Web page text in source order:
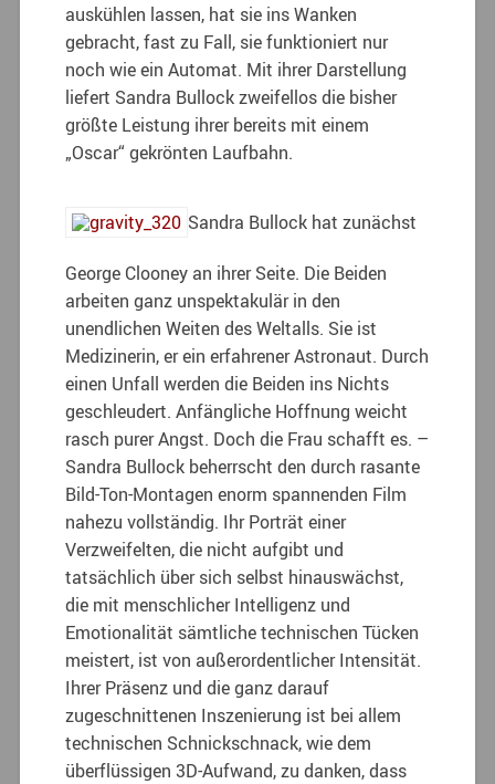
auskühlen lassen, hat sie ins Wanken
gebracht, fast zu Fall, sie funktioniert nur
noch wie ein Automat. Mit ihrer Darstellung
liefert Sandra Bullock zweifellos die bisher
größte Leistung ihrer bereits mit einem
„Oscar“ gekrönten Laufbahn.
Sandra Bullock hat zunächst
George Clooney an ihrer Seite. Die Beiden
arbeiten ganz unspektakulär in den
unendlichen Weiten des Weltalls. Sie ist
Medizinerin, er ein erfahrener Astronaut. Durch
einen Unfall werden die Beiden ins Nichts
geschleudert. Anfängliche Hoffnung weicht
rasch purer Angst. Doch die Frau schafft es. –
Sandra Bullock beherrscht den durch rasante
Bild-Ton-Montagen enorm spannenden Film
nahezu vollständig. Ihr Porträt einer
Verzweifelten, die nicht aufgibt und
tatsächlich über sich selbst hinauswächst,
die mit menschlicher Intelligenz und
Emotionalität sämtliche technischen Tücken
meistert, ist von außerordentlicher Intensität.
Ihrer Präsenz und die ganz darauf
zugeschnittenen Inszenierung ist bei allem
technischen Schnickschnack, wie dem
überflüssigen 3D-Aufwand, zu danken, dass